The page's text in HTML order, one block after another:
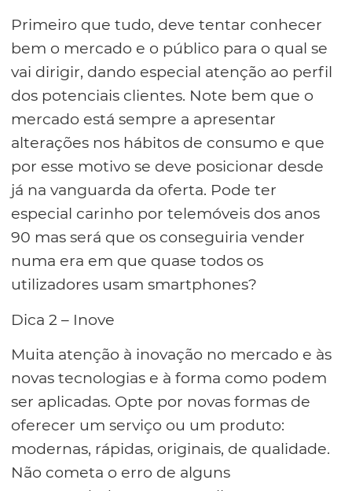
Primeiro que tudo, deve tentar conhecer
bem o mercado e o público para o qual se
vai dirigir, dando especial atenção ao perfil
dos potenciais clientes. Note bem que o
mercado está sempre a apresentar
alterações nos hábitos de consumo e que
por esse motivo se deve posicionar desde
já na vanguarda da oferta. Pode ter
especial carinho por telemóveis dos anos
90 mas será que os conseguiria vender
numa era em que quase todos os
utilizadores usam smartphones?
Dica 2 – Inove
Muita atenção à inovação no mercado e às
novas tecnologias e à forma como podem
ser aplicadas. Opte por novas formas de
oferecer um serviço ou um produto:
modernas, rápidas, originais, de qualidade.
Não cometa o erro de alguns